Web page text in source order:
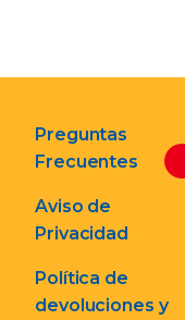
Preguntas
Frecuentes
Aviso de
Privacidad
Política de
devoluciones y